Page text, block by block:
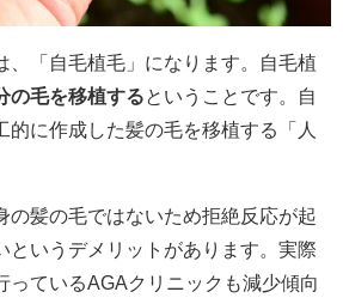
、「自毛植毛」になります。自毛植
の毛を移植する ということです。自
的に作成した髪の毛を移植する「人
の髪の毛ではないため拒絶反応が起
というデメリットがあります。実際
っているAGAクリニックも減少傾向